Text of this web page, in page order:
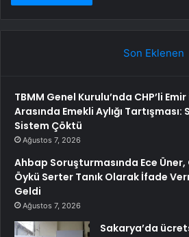
Son Eklenen
TBMM Genel Kurulu’nda CHP’li
Arasında Emekli Aylığı
Sistem Çöktü
Ağustos 7, 2026
Ahbap Soruşturmasında Ece
Öykü Serter Tanık Olarak İfade
Geldi
Ağustos 7, 2026
Sakarya’da